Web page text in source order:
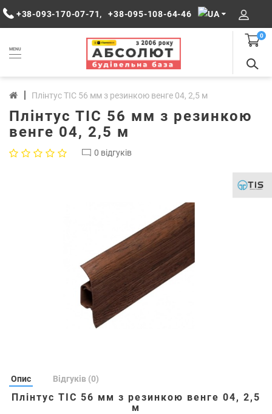
+38-093-170-07-71, +38-095-108-64-46
MENU
0
Плінтус ТІС 56 мм з резинкою венге 04, 2,5 м
Плінтус ТІС 56 мм з резинкою
венге 04, 2,5 м
0 відгуків
Опис Відгуків (0)
Плінтус ТІС 56 мм з резинкою венге 04, 2,5
м